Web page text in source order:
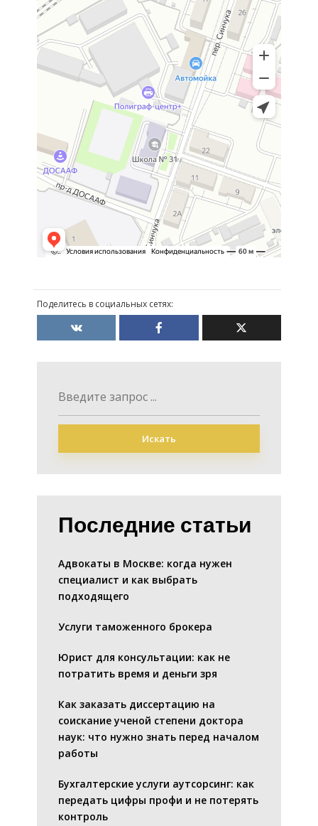
Поделитесь в социальных сетях:
Искать
Последние статьи
Адвокаты в Москве: когда нужен
специалист и как выбрать
подходящего
Услуги таможенного брокера
Юрист для консультации: как не
потратить время и деньги зря
Как заказать диссертацию на
соискание ученой степени доктора
наук: что нужно знать перед началом
работы
Бухгалтерские услуги аутсорсинг: как
передать цифры профи и не потерять
контроль